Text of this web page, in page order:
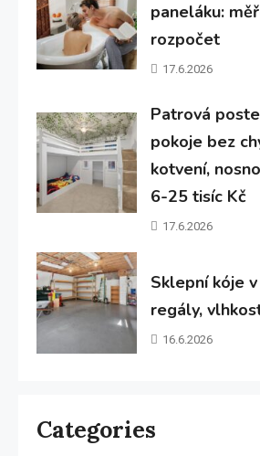
paneláku:
rozpočet
17.6.2026
Patrová
pokoje bez
kotvení,
6-25 tisíc Kč
17.6.2026
Sklepní kóje
regály,
16.6.2026
Categories